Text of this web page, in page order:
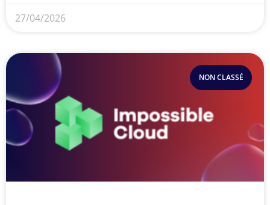
27/04/2026
NON CLASSÉ